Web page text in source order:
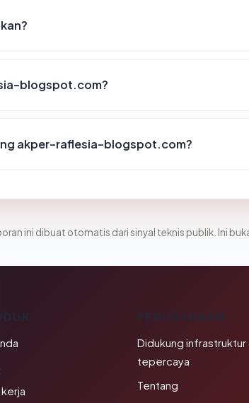
blogspot.com?
akper-raflesia-blogspot.com?
ini dibuat otomatis dari sinyal teknis publik. Ini
PERUSAHAAN
Didukung infrastruktur
tepercaya
Tentang